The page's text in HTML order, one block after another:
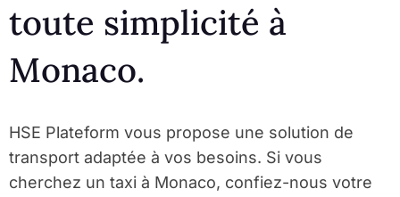
toute simplicité à
Monaco.
HSE Plateform vous propose une solution de
transport adaptée à vos besoins. Si vous
cherchez un taxi à Monaco, confiez-nous votre